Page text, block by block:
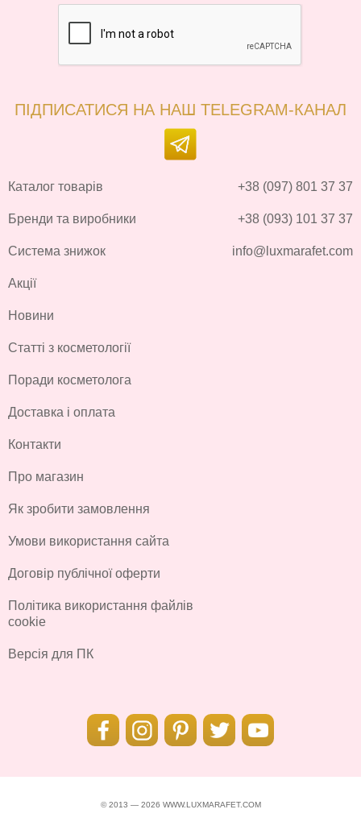
ПІДПИСАТИСЯ НА НАШ TELEGRAM-КАНАЛ
Каталог товарів
Бренди та виробники
Система знижок
Акції
Новини
Статті з косметології
Поради косметолога
Доставка і оплата
Контакти
Про магазин
Як зробити замовлення
Умови використання сайта
Договір публічної оферти
Політика використання файлів
cookie
Версія для ПК
+38 (097) 801 37 37
+38 (093) 101 37 37
info@luxmarafet.com
© 2013 — 2026 WWW.LUXMARAFET.COM